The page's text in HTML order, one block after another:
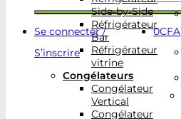
Se connecter /
S’inscrire
0CFA
Side-by-Side
Réfrigérateur
Bar
Réfrigérateur
vitrine
Congélateurs
Congélateur
Vertical
Congélateur